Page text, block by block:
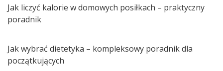
Jak liczyć kalorie w domowych posiłkach – praktyczny
poradnik
Jak wybrać dietetyka – kompleksowy poradnik dla
początkujących